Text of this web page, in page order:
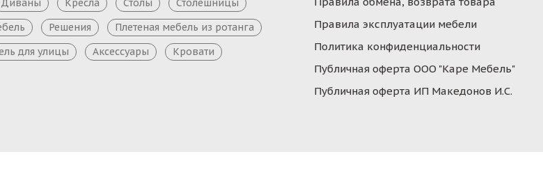
Диваны Кресла Столы
Столешницы
Решения
Плетеная мебель из ротанга
для улицы Аксессуары Кровати
Правила эксплуатации мебели
Политика конфиденциальности
Публичная оферта ООО "Каре Мебель"
Публичная оферта ИП Македонов И.С.